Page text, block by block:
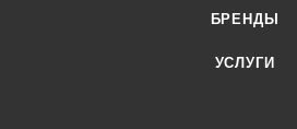
БРЕНДЫ
УСЛУГИ